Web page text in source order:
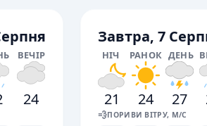
ВЕЧІР
24
Завтра, 7
НІЧ РАНОК ДЕНЬ
21 24 27
💨ПОРИВИ ВІТРУ, М/С